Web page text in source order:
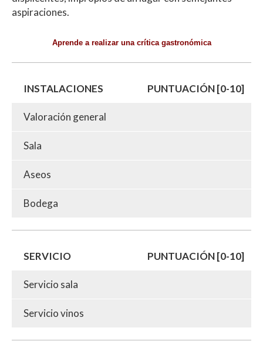
aspiraciones.
Aprende a realizar una crítica gastronómica
INSTALACIONES PUNTUACIÓN [0-10]
Valoración general
Sala
Aseos
Bodega
SERVICIO PUNTUACIÓN [0-10]
Servicio sala
Servicio vinos